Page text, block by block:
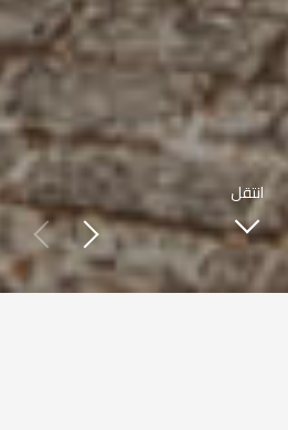
انتقل
|اللغة العربية
WAK INTERNATIONAL